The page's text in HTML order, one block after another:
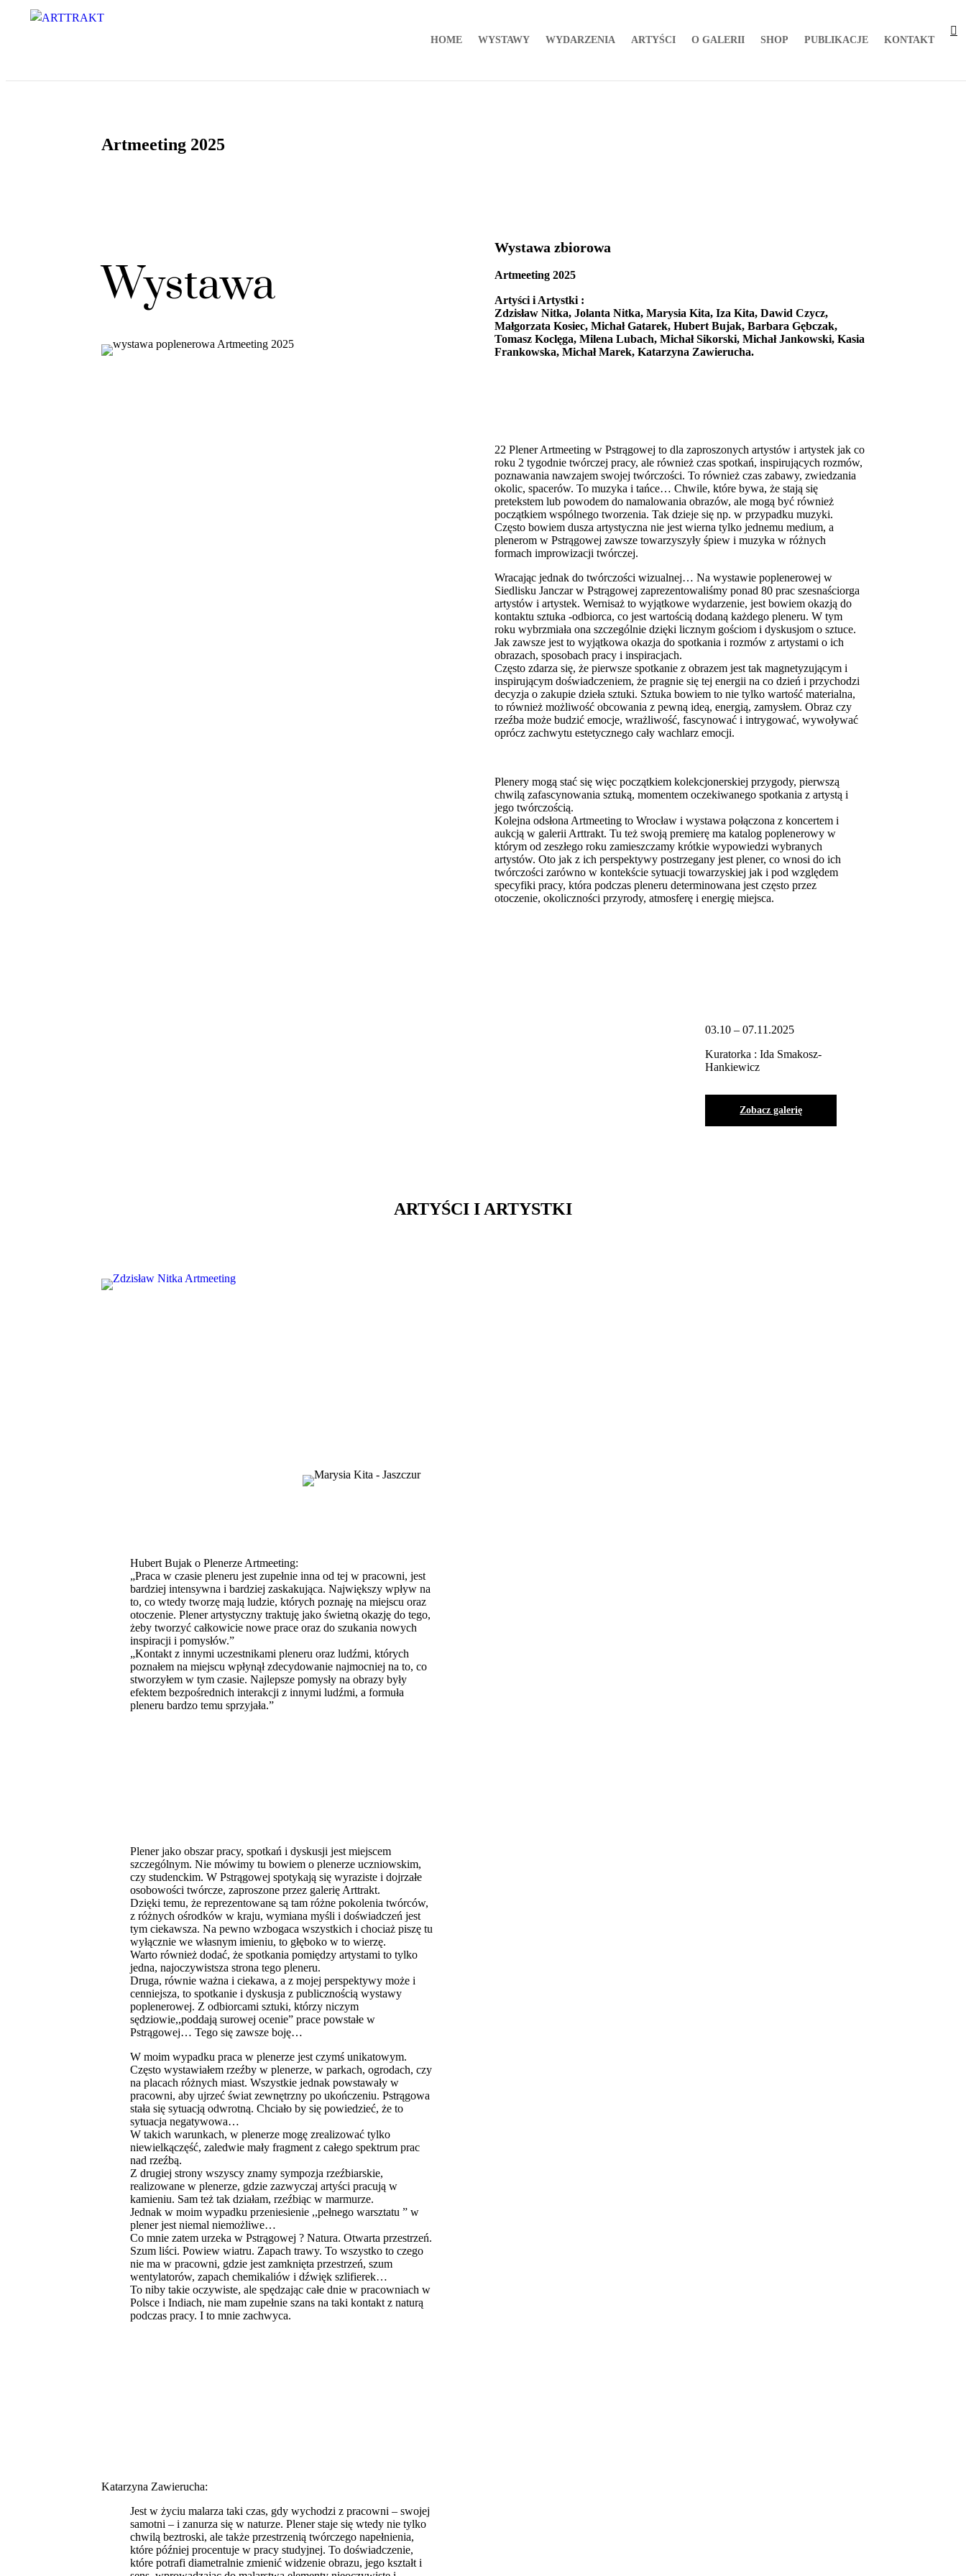
HOME WYSTAWY WYDARZENIA ARTYŚCI O GALERII SHOP PUBLIKACJE KONTAKT
Artmeeting 2025
Wystawa
Wystawa zbiorowa
Artmeeting 2025
Artyści i Artystki :
Zdzisław Nitka, Jolanta Nitka, Marysia Kita, Iza Kita, Dawid Czycz,
Małgorzata Kosiec, Michał Gatarek, Hubert Bujak, Barbara Gębczak,
Tomasz Koclęga, Milena Lubach, Michał Sikorski, Michał Jankowski, Kasia
Frankowska, Michał Marek, Katarzyna Zawierucha.
22 Plener Artmeeting w Pstrągowej to dla zaproszonych artystów i artystek jak co
roku 2 tygodnie twórczej pracy, ale również czas spotkań, inspirujących rozmów,
poznawania nawzajem swojej twórczości. To również czas zabawy, zwiedzania
okolic, spacerów. To muzyka i tańce… Chwile, które bywa, że stają się
pretekstem lub powodem do namalowania obrazów, ale mogą być również
początkiem wspólnego tworzenia. Tak dzieje się np. w przypadku muzyki.
Często bowiem dusza artystyczna nie jest wierna tylko jednemu medium, a
plenerom w Pstrągowej zawsze towarzyszyły śpiew i muzyka w różnych
formach improwizacji twórczej.
Wracając jednak do twórczości wizualnej… Na wystawie poplenerowej w
Siedlisku Janczar w Pstrągowej zaprezentowaliśmy ponad 80 prac szesnaściorga
artystów i artystek. Wernisaż to wyjątkowe wydarzenie, jest bowiem okazją do
kontaktu sztuka -odbiorca, co jest wartością dodaną każdego pleneru. W tym
roku wybrzmiała ona szczególnie dzięki licznym gościom i dyskusjom o sztuce.
Jak zawsze jest to wyjątkowa okazja do spotkania i rozmów z artystami o ich
obrazach, sposobach pracy i inspiracjach.
Często zdarza się, że pierwsze spotkanie z obrazem jest tak magnetyzującym i
inspirującym doświadczeniem, że pragnie się tej energii na co dzień i przychodzi
decyzja o zakupie dzieła sztuki. Sztuka bowiem to nie tylko wartość materialna,
to również możliwość obcowania z pewną ideą, energią, zamysłem. Obraz czy
rzeźba może budzić emocje, wrażliwość, fascynować i intrygować, wywoływać
oprócz zachwytu estetycznego cały wachlarz emocji.
Plenery mogą stać się więc początkiem kolekcjonerskiej przygody, pierwszą
chwilą zafascynowania sztuką, momentem oczekiwanego spotkania z artystą i
jego twórczością.
Kolejna odsłona Artmeeting to Wrocław i wystawa połączona z koncertem i
aukcją w galerii Arttrakt. Tu też swoją premierę ma katalog poplenerowy w
którym od zeszłego roku zamieszczamy krótkie wypowiedzi wybranych
artystów. Oto jak z ich perspektywy postrzegany jest plener, co wnosi do ich
twórczości zarówno w kontekście sytuacji towarzyskiej jak i pod względem
specyfiki pracy, która podczas pleneru determinowana jest często przez
otoczenie, okoliczności przyrody, atmosferę i energię miejsca.
03.10 – 07.11.2025
Kuratorka : Ida Smakosz-
Hankiewicz
Zobacz galerię
ARTYŚCI I ARTYSTKI
Hubert Bujak o Plenerze Artmeeting:
„Praca w czasie pleneru jest zupełnie inna od tej w pracowni, jest
bardziej intensywna i bardziej zaskakująca. Największy wpływ na
to, co wtedy tworzę mają ludzie, których poznaję na miejscu oraz
otoczenie. Plener artystyczny traktuję jako świetną okazję do tego,
żeby tworzyć całkowicie nowe prace oraz do szukania nowych
inspiracji i pomysłów.”
„Kontakt z innymi uczestnikami pleneru oraz ludźmi, których
poznałem na miejscu wpłynął zdecydowanie najmocniej na to, co
stworzyłem w tym czasie. Najlepsze pomysły na obrazy były
efektem bezpośrednich interakcji z innymi ludźmi, a formuła
pleneru bardzo temu sprzyjała.”
Plener jako obszar pracy, spotkań i dyskusji jest miejscem
szczególnym. Nie mówimy tu bowiem o plenerze uczniowskim,
czy studenckim. W Pstrągowej spotykają się wyraziste i dojrzałe
osobowości twórcze, zaproszone przez galerię Arttrakt.
Dzięki temu, że reprezentowane są tam różne pokolenia twórców,
z różnych ośrodków w kraju, wymiana myśli i doświadczeń jest
tym ciekawsza. Na pewno wzbogaca wszystkich i chociaż piszę tu
wyłącznie we własnym imieniu, to głęboko w to wierzę.
Warto również dodać, że spotkania pomiędzy artystami to tylko
jedna, najoczywistsza strona tego pleneru.
Druga, równie ważna i ciekawa, a z mojej perspektywy może i
cenniejsza, to spotkanie i dyskusja z publicznością wystawy
poplenerowej. Z odbiorcami sztuki, którzy niczym
sędziowie,,poddają surowej ocenie” prace powstałe w
Pstrągowej… Tego się zawsze boję…
W moim wypadku praca w plenerze jest czymś unikatowym.
Często wystawiałem rzeźby w plenerze, w parkach, ogrodach, czy
na placach różnych miast. Wszystkie jednak powstawały w
pracowni, aby ujrzeć świat zewnętrzny po ukończeniu. Pstrągowa
stała się sytuacją odwrotną. Chciało by się powiedzieć, że to
sytuacja negatywowa…
W takich warunkach, w plenerze mogę zrealizować tylko
niewielkączęść, zaledwie mały fragment z całego spektrum prac
nad rzeźbą.
Z drugiej strony wszyscy znamy sympozja rzeźbiarskie,
realizowane w plenerze, gdzie zazwyczaj artyści pracują w
kamieniu. Sam też tak działam, rzeźbiąc w marmurze.
Jednak w moim wypadku przeniesienie ,,pełnego warsztatu ” w
plener jest niemal niemożliwe…
Co mnie zatem urzeka w Pstrągowej ? Natura. Otwarta przestrzeń.
Szum liści. Powiew wiatru. Zapach trawy. To wszystko to czego
nie ma w pracowni, gdzie jest zamknięta przestrzeń, szum
wentylatorów, zapach chemikaliów i dźwięk szlifierek…
To niby takie oczywiste, ale spędzając całe dnie w pracowniach w
Polsce i Indiach, nie mam zupełnie szans na taki kontakt z naturą
podczas pracy. I to mnie zachwyca.
Katarzyna Zawierucha:
Jest w życiu malarza taki czas, gdy wychodzi z pracowni – swojej
samotni – i zanurza się w naturze. Plener staje się wtedy nie tylko
chwilą beztroski, ale także przestrzenią twórczego napełnienia,
które później procentuje w pracy studyjnej. To doświadczenie,
które potrafi diametralnie zmienić widzenie obrazu, jego kształt i